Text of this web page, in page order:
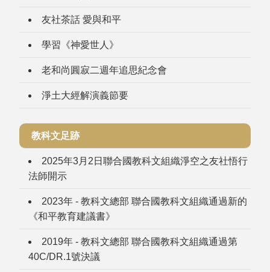
友社茶話 愛與和平
學習《神愛世人》
老和尚圓寂二週年追思紀念會
淨土大經解演義節要
教科文足跡
2025年3月2日聯合國教科文組織淨空之友社悟行
法師開示
2023年 - 教科文總部 聯合國教科文組織通過新的
《和平教育建議書》
2019年 - 教科文總部 聯合國教科文組織通過第
40C/DR.1號決議